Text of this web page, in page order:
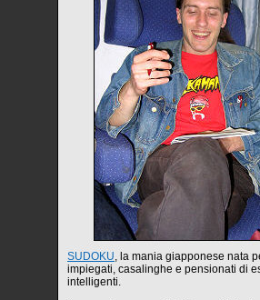
SUDOKU, la mania giapponese nata
impiegati, casalinghe e pensionati di
intelligenti.